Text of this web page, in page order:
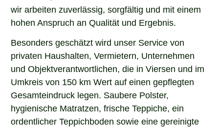
wir arbeiten zuverlässig, sorgfältig und mit einem
hohen Anspruch an Qualität und Ergebnis.
Besonders geschätzt wird unser Service von
privaten Haushalten, Vermietern, Unternehmen
und Objektverantwortlichen, die in Viersen und im
Umkreis von 150 km Wert auf einen gepflegten
Gesamteindruck legen. Saubere Polster,
hygienische Matratzen, frische Teppiche, ein
ordentlicher Teppichboden sowie eine gereinigte